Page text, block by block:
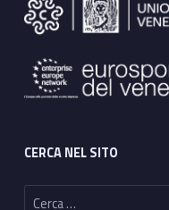
CERCA NEL SITO
Ricerca per: